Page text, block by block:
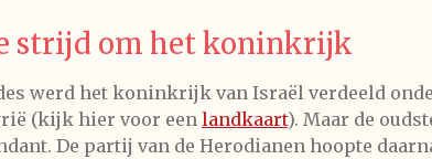
strijd om het koninkrijk
werd het koninkrijk van Israël verdeeld
(kijk hier voor een landkaart). Maar de
De partij van de Herodianen hoopte